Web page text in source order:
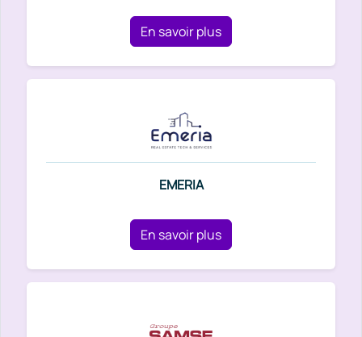
En savoir plus
EMERIA
En savoir plus